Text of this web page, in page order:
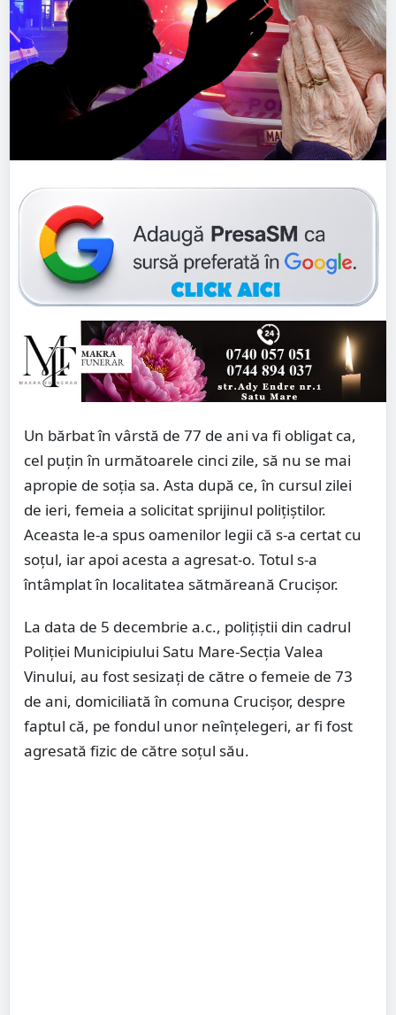
Un bărbat în vârstă de 77 de ani va fi obligat ca,
cel puțin în următoarele cinci zile, să nu se mai
apropie de soția sa. Asta după ce, în cursul zilei
de ieri, femeia a solicitat sprijinul polițiștilor.
Aceasta le-a spus oamenilor legii că s-a certat cu
soțul, iar apoi acesta a agresat-o. Totul s-a
întâmplat în localitatea sătmăreană Crucișor.
La data de 5 decembrie a.c., polițiștii din cadrul
Poliției Municipiului Satu Mare-Secția Valea
Vinului, au fost sesizați de către o femeie de 73
de ani, domiciliată în comuna Crucișor, despre
faptul că, pe fondul unor neînțelegeri, ar fi fost
agresată fizic de către soțul său.